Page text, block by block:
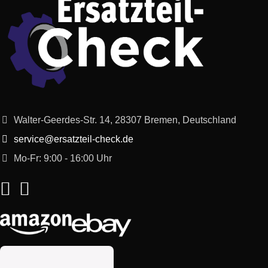
Walter-Geerdes-Str. 14, 28307 Bremen, Deutschland
service@ersatzteil-check.de
Mo-Fr: 9:00 - 16:00 Uhr